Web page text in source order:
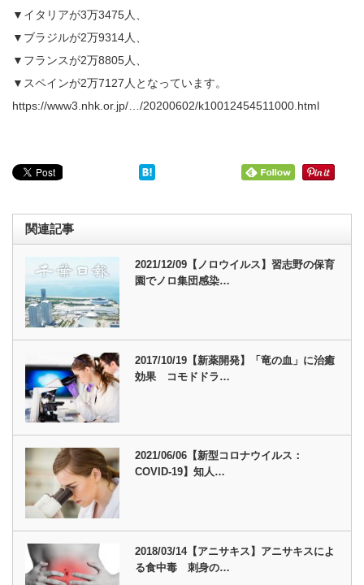
▼イタリアが3万3475人、
▼ブラジルが2万9314人、
▼フランスが2万8805人、
▼スペインが2万7127人となっています。
https://www3.nhk.or.jp/…/20200602/k10012454511000.html
関連記事
2021/12/09【ノロウイルス】習志野の保育
園でノロ集団感染…
2017/10/19【新薬開発】「竜の血」に治癒
効果 コモドドラ…
2021/06/06【新型コロナウイルス：
COVID-19】知人…
2018/03/14【アニサキス】アニサキスによ
る食中毒 刺身の…